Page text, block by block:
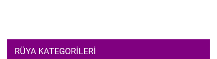
RÜYA KATEGORILERI